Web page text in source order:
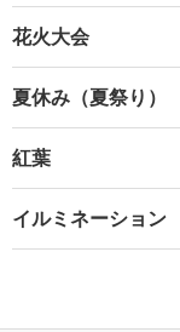
花火大会
夏休み（夏祭り）
紅葉
イルミネーション